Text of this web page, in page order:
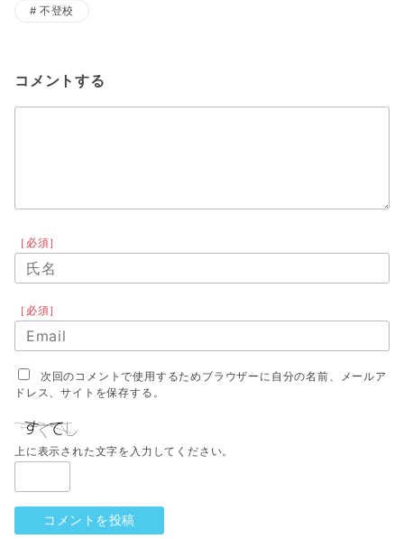
不登校
コメントする
［必須］
［必須］
次回のコメントで使用するためブラウザーに自分の名前、メールア
ドレス、サイトを保存する。
上に表示された文字を入力してください。